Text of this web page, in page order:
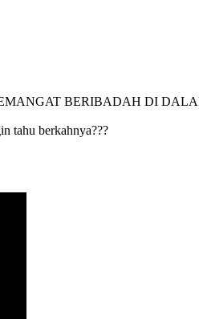
SEMANGAT BERIBADAH DI
berkahnya???